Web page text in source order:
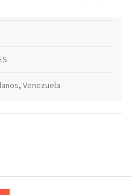
, Venezuela